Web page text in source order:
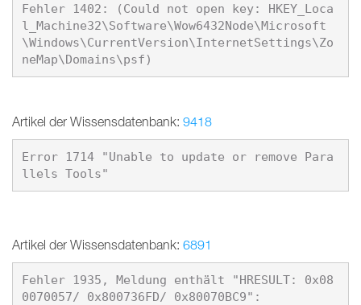
Fehler 1402: (Could not open key: HKEY_Loca
l_Machine32\Software\Wow6432Node\Microsoft
\Windows\CurrentVersion\InternetSettings\Zo
Artikel der Wissensdatenbank: 9418
Error 1714 "Unable to update or remove Para
Artikel der Wissensdatenbank: 6891
Fehler 1935, Meldung enthält "HRESULT: 0x08
0070057/ 0x800736FD/ 0x80070BC9":